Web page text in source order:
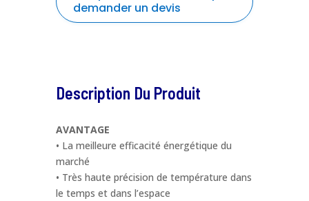
demander un devis
de
BINDER
Prénom*
Entreprise / Organisation
Description Du Produit
AVANTAGE
• La meilleure efficacité énergétique du
marché
• Très haute précision de température dans
le temps et dans l’espace